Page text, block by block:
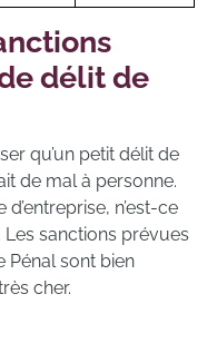
délit de
qu’un petit délit de
de mal à personne.
n’est-ce
sanctions prévues
Pénal sont bien
cher.